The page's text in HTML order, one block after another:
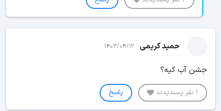
حمید کریمی 1403/04/12
جشن آب کیه؟
1 نفر پسندیدند پاسخ